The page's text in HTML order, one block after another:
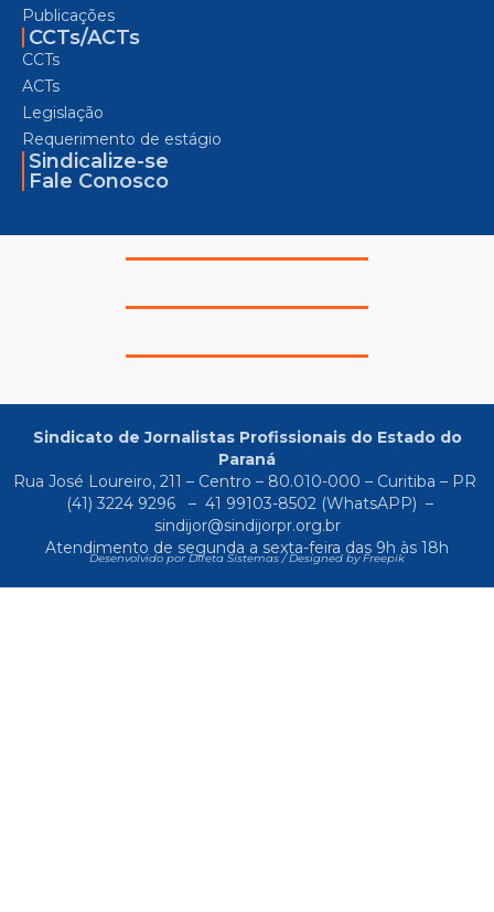
Publicações
CCTs/ACTs
CCTs
ACTs
Legislação
Requerimento de estágio
Sindicalize-se
Fale Conosco
Sindicato de Jornalistas Profissionais do Estado do
Paraná
Rua José Loureiro, 211 – Centro – 80.010-000 – Curitiba – PR
(41) 3224 9296
– 41 99103-8502(WhatsAPP) –
sindijor@sindijorpr.org.br
Atendimento de segunda a sexta-feira das 9h às 18h
Desenvolvido por Direta Sistemas /Designed by Freepik